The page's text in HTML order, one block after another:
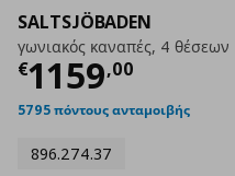
SALTSJÖBADEN
γωνιακός καναπές, 4 θέσεων
€1159,00
Τρέχουσα
5795 πόντους ανταμοιβής
896.274.37